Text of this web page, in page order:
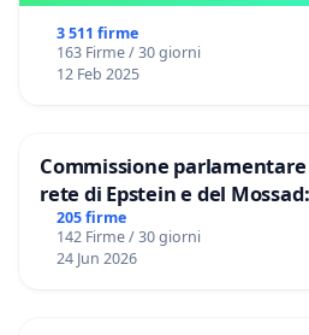
3 511 firme
163 Firme / 30 giorni
12 Feb 2025
Commissione
rete di Epstein e del
Files
205 firme
142 Firme / 30 giorni
24 Jun 2026